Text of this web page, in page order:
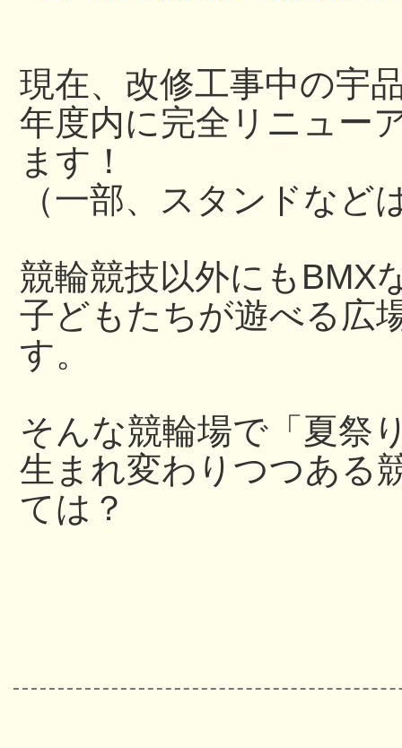
現在、改修工事中の宇
年度内に完全リニュー
ます！
（一部、スタンドなど
競輪競技以外にもBMX
子どもたちが遊べる広
す。
そんな競輪場で「夏祭
生まれ変わりつつある
ては？